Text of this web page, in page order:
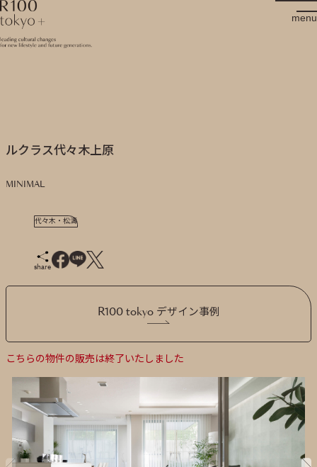
R100 tokyo
menu
ルクラス代々木上原
MINIMAL
代々木・松濤
share
R100 tokyo デザイン事例
こちらの物件の販売は終了いたしました